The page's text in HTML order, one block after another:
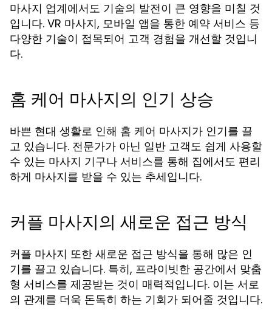
마사지 업계에서도 기술의 발전이 큰 영향을 미칠 것
입니다. VR 마사지, 모바일 앱을 통한 예약 서비스 등
다양한 기술이 접목되어 고객 경험을 개선할 것입니
다.
홈 케어 마사지의 인기 상승
바쁜 현대 생활로 인해 홈 케어 마사지가 인기를 끌
고 있습니다. 전문가가 아닌 일반 고객도 쉽게 사용할
수 있는 마사지 기구나 서비스를 통해 집에서도 편리
하게 마사지를 받을 수 있는 추세입니다.
커플 마사지의 새로운 접근 방식
커플 마사지 또한 새로운 접근 방식을 통해 많은 인
기를 끌고 있습니다. 특히, 프라이빗한 공간에서 맞춤
형 서비스를 제공받는 것이 매력적입니다. 이는 서로
의 관계를 더욱 돈독히 하는 기회가 되어줄 것입니다.